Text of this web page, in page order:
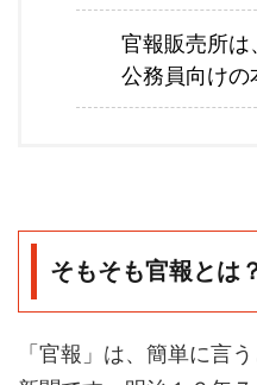
官報販売所は
公務員向けの
そもそも官報とは
「官報」は、簡単に言